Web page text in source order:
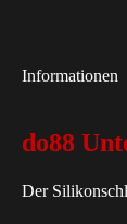
Informationen
do88
Der